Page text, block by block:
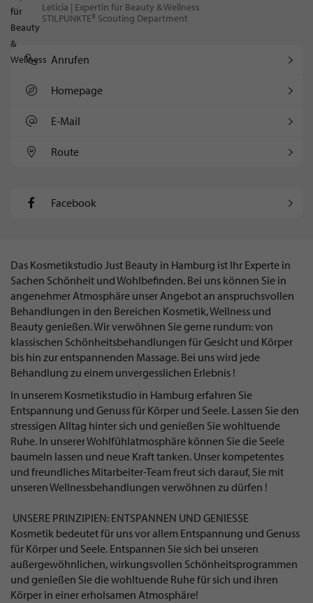
Leticia | Expertin für Beauty & Wellness
STILPUNKTE® Scouting Department
Anrufen
Homepage
E-Mail
Route
Facebook
Das Kosmetikstudio Just Beauty in Hamburg ist Ihr Experte in
Sachen Schönheit und Wohlbefinden. Bei uns können Sie in
angenehmer Atmosphäre unser Angebot an anspruchsvollen
Behandlungen in den Bereichen Kosmetik, Wellness und
Beauty genießen. Wir verwöhnen Sie gerne rundum: von
klassischen Schönheitsbehandlungen für Gesicht und Körper
bis hin zur entspannenden Massage. Bei uns wird jede
Behandlung zu einem unvergesslichen Erlebnis !
In unserem Kosmetikstudio in Hamburg erfahren Sie
Entspannung und Genuss für Körper und Seele. Lassen Sie den
stressigen Alltag hinter sich und genießen Sie wohltuende
Ruhe. In unserer Wohlfühlatmosphäre können Sie die Seele
baumeln lassen und neue Kraft tanken. Unser kompetentes
und freundliches Mitarbeiter-Team freut sich darauf, Sie mit
unseren Wellnessbehandlungen verwöhnen zu dürfen !
UNSERE PRINZIPIEN: ENTSPANNEN UND GENIESSE
Kosmetik bedeutet für uns vor allem Entspannung und Genuss
für Körper und Seele. Entspannen Sie sich bei unseren
außergewöhnlichen, wirkungsvollen Schönheitsprogrammen
und genießen Sie die wohltuende Ruhe für sich und ihren
Körper in einer erholsamen Atmosphäre!